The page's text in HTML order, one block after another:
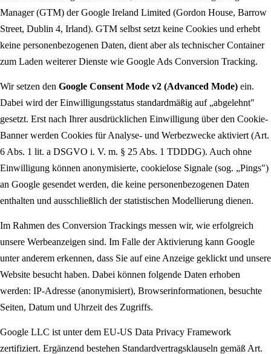
Manager (GTM) der Google Ireland Limited (Gordon House, Barrow
Street, Dublin 4, Irland). GTM selbst setzt keine Cookies und erhebt
keine personenbezogenen Daten, dient aber als technischer Container
zum Laden weiterer Dienste wie Google Ads Conversion Tracking.
Wir setzen den Google Consent Mode v2 (Advanced Mode) ein.
Dabei wird der Einwilligungs­status standardmäßig auf „abgelehnt"
gesetzt. Erst nach Ihrer ausdrücklichen Einwilligung über den Cookie-
Banner werden Cookies für Analyse- und Werbezwecke aktiviert (Art.
6 Abs. 1 lit. a DSGVO i. V. m. § 25 Abs. 1 TDDDG). Auch ohne
Einwilligung können anonymisierte, cookielose Signale (sog. „Pings")
an Google gesendet werden, die keine personenbezogenen Daten
enthalten und ausschließlich der statistischen Modellierung dienen.
Im Rahmen des Conversion Trackings messen wir, wie erfolgreich
unsere Werbeanzeigen sind. Im Falle der Aktivierung kann Google
unter anderem erkennen, dass Sie auf eine Anzeige geklickt und unsere
Website besucht haben. Dabei können folgende Daten erhoben
werden: IP-Adresse (anonymisiert), Browser­informationen, besuchte
Seiten, Datum und Uhrzeit des Zugriffs.
Google LLC ist unter dem EU-US Data Privacy Framework
zertifiziert. Ergänzend bestehen Standard­vertrags­klauseln gemäß Art.